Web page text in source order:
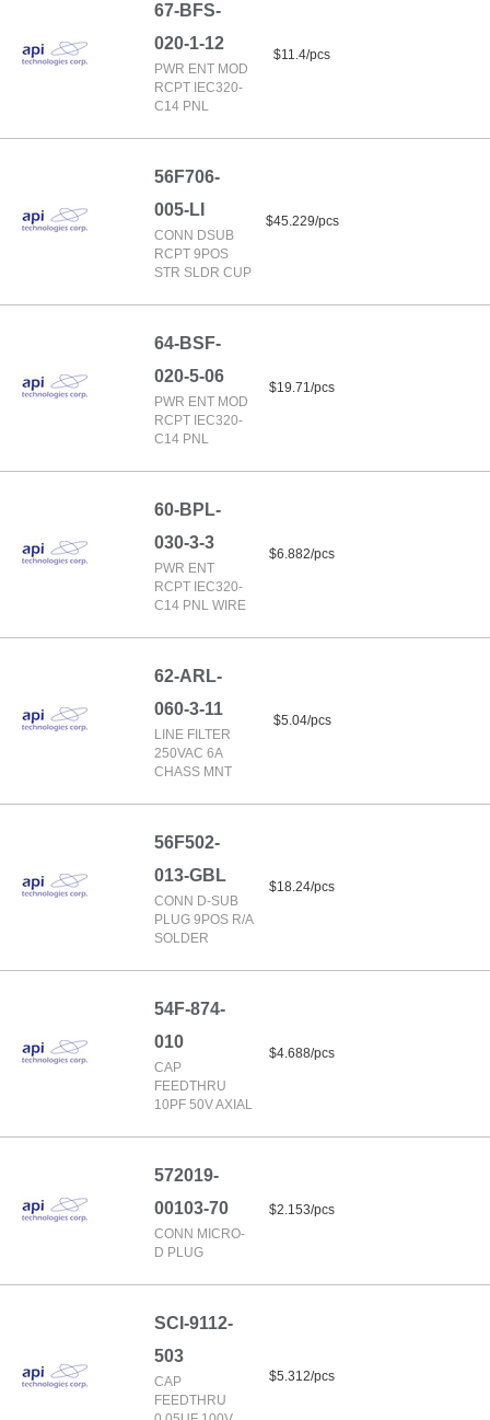
67-BFS-
020-1-12
PWR ENT MOD
RCPT IEC320-
C14 PNL
$11.4/pcs
56F706-
005-LI
CONN DSUB
RCPT 9POS
STR SLDR CUP
$45.229/pcs
64-BSF-
020-5-06
PWR ENT MOD
RCPT IEC320-
C14 PNL
$19.71/pcs
60-BPL-
030-3-3
PWR ENT
RCPT IEC320-
C14 PNL WIRE
$6.882/pcs
62-ARL-
060-3-11
LINE FILTER
250VAC 6A
CHASS MNT
$5.04/pcs
56F502-
013-GBL
CONN D-SUB
PLUG 9POS R/A
SOLDER
$18.24/pcs
54F-874-
010
CAP
FEEDTHRU
10PF 50V AXIAL
$4.688/pcs
572019-
00103-70
CONN MICRO-
D PLUG
$2.153/pcs
SCI-9112-
503
CAP
FEEDTHRU
$5.312/pcs